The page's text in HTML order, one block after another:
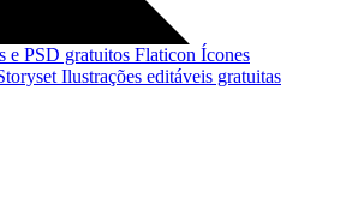
e PSD gratuitos Flaticon Ícones
Ilustrações editáveis gratuitas